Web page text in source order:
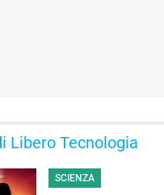
Libero Tecnologia
SCIENZA